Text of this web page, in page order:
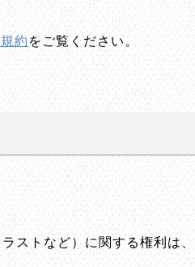
約をご覧ください。
ストなど）に関する権利は、